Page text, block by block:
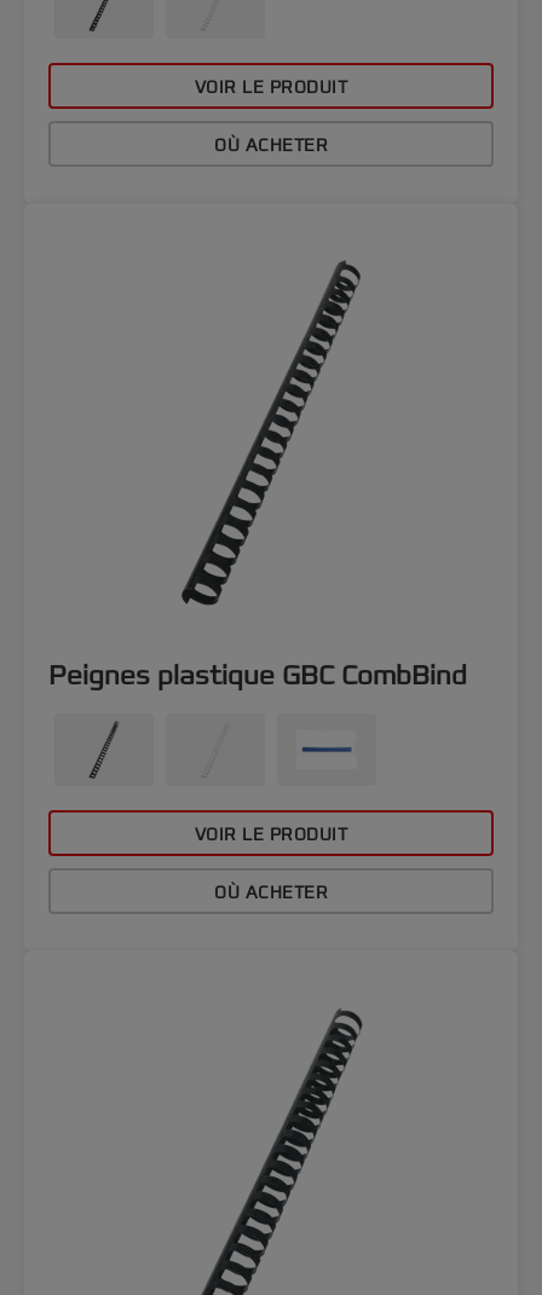
VOIR LE PRODUIT
OÙ ACHETER
Peignes plastique GBC CombBind
VOIR LE PRODUIT
OÙ ACHETER